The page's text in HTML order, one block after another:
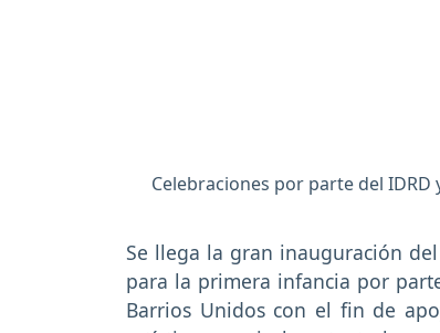
Celebraciones por parte del IDRD
Se llega la gran inauguración del
para la primera infancia por
Barrios Unidos con el fin de